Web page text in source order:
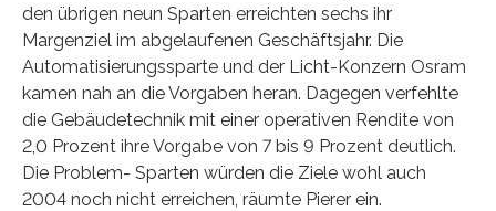
den übrigen neun Sparten erreichten sechs ihr
Margenziel im abgelaufenen Geschäftsjahr. Die
Automatisierungssparte und der Licht-Konzern Osram
kamen nah an die Vorgaben heran. Dagegen verfehlte
die Gebäudetechnik mit einer operativen Rendite von
2,0 Prozent ihre Vorgabe von 7 bis 9 Prozent deutlich.
Die Problem- Sparten würden die Ziele wohl auch
2004 noch nicht erreichen, räumte Pierer ein.